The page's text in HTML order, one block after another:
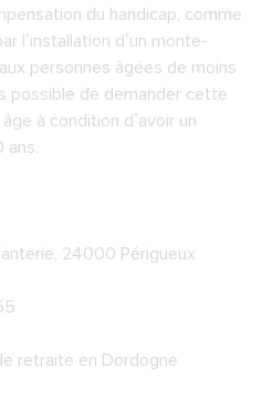
du handicap, comme
l’installation d’un monte-
personnes âgées de moins
possible de demander cette
à condition d’avoir un
ans.
24000 Périgueux
retraite en Dordogne